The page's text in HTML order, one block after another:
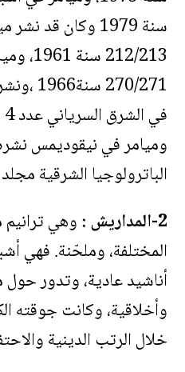
سنة 1979 وكان قد
212/213
270/
في الشرق السرياني عدد 4 سنة 1959 .
وميامر في نيقوديمس
الباترولوجيا الشرقية مجلد 37 جزء 2 سنة1975.
2-المداريش :
وهي
المختلفة، وملحّنة. فهي
أناشيد عادية، وتدور حول
وأخلاقية، وكانت جوقته
خلال الرتب الدينية